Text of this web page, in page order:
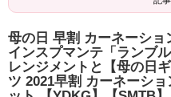
母の日 早割 カーネーシ
インスプマンテ「ランブ
レンジメントと【母の日
ツ 2021早割 カーネーシ